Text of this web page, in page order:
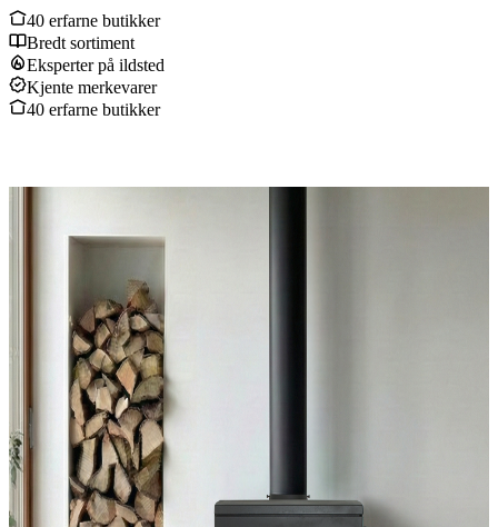
40 erfarne butikker
Bredt sortiment
Eksperter på ildsted
Kjente merkevarer
40 erfarne butikker
Produkter
Vedovner
Peiser
Peisinnsatser
Peiskassetter
Pelletsovner
Utepeiser
Utendørs gasspeiser
Bioetanol peisinnsatser